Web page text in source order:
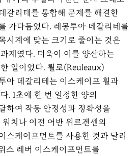
갈리테를 통합해 문제를 해결한
가다듬었다. 레몽투아 데갈리테를
시계에 맞는 크기로 줄이는 것은
제였다. 더욱이 이를 양산하는
일이었다. 뢸로(Reuleaux)
아 데갈리테는 이스케이프 휠과
. 1초에 한 번 일정한 양의
하여 작동 안정성과 정확성을
치나 이전 어반 위르겐센의
스케이프먼트를 사용한 것과 달리
스 레버 이스케이프먼트를